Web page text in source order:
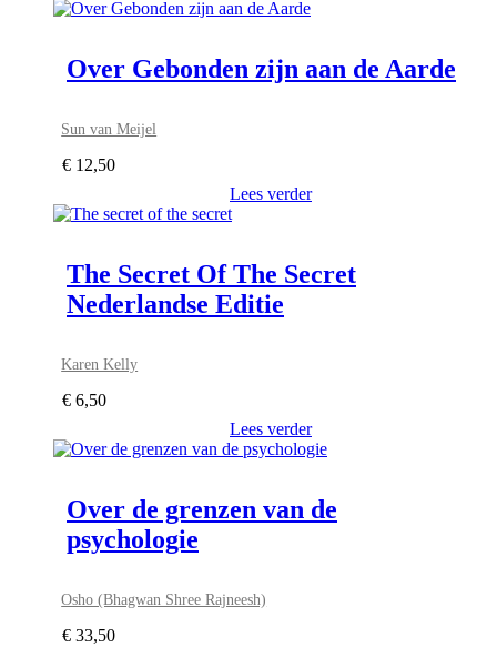
Over Gebonden zijn aan de Aarde
Sun van Meijel
€ 12,50
Lees verder
The Secret Of The Secret
Nederlandse Editie
Karen Kelly
€ 6,50
Lees verder
Over de grenzen van de
psychologie
Osho (Bhagwan Shree Rajneesh)
€ 33,50